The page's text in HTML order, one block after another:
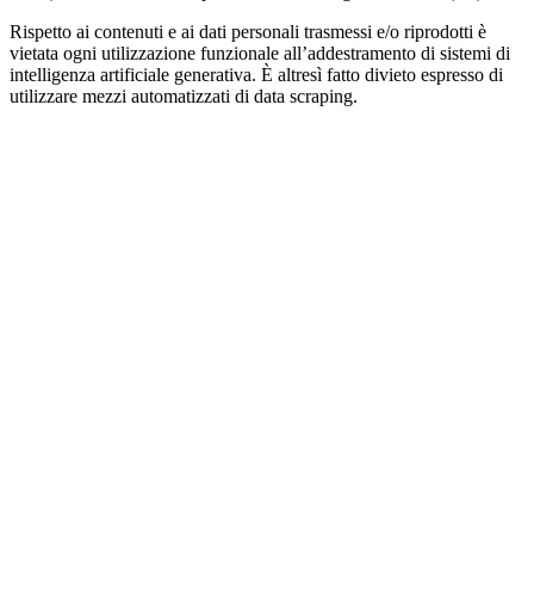
Rispetto ai contenuti e ai dati personali trasmessi e/o riprodotti è
vietata ogni utilizzazione funzionale all’addestramento di sistemi di
intelligenza artificiale generativa. È altresì fatto divieto espresso di
utilizzare mezzi automatizzati di data scraping.